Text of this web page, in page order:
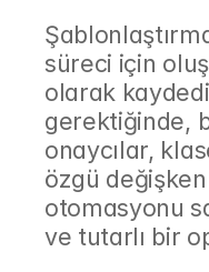
süreci için
olarak
gerektiğinde,
onaycılar,
özgü
otomasyonu
ve tutarlı bir